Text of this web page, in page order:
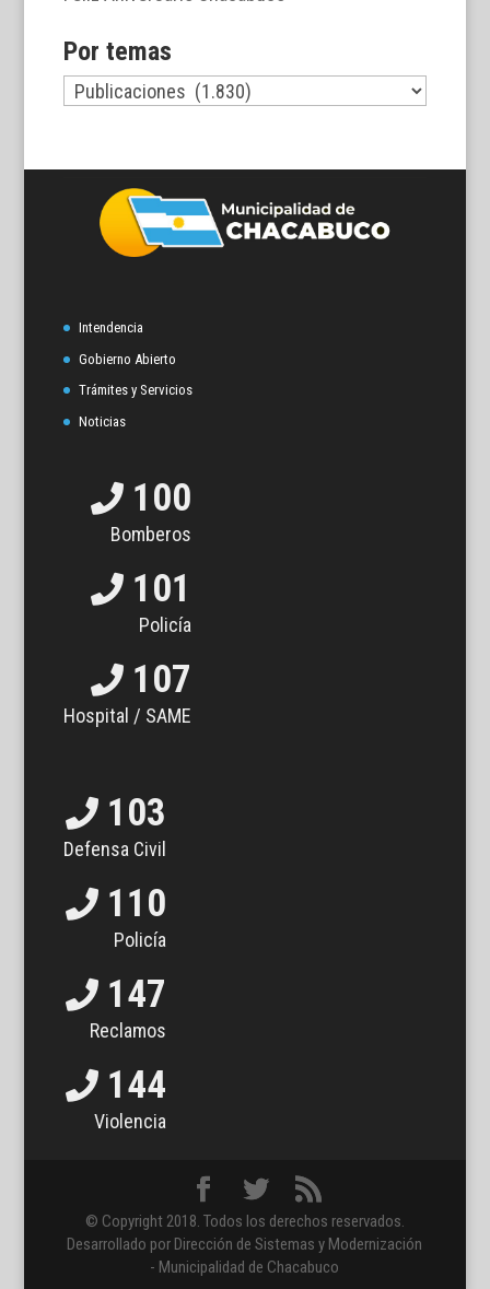
Por temas
Por
temas
Intendencia
Gobierno Abierto
Trámites y Servicios
Noticias
100
Bomberos
101
Policía
107
Hospital / SAME
103
Defensa Civil
110
Policía
147
Reclamos
144
Violencia
© Copyright 2018. Todos los derechos reservados.
Desarrollado por Dirección de Sistemas y Modernización
- Municipalidad de Chacabuco